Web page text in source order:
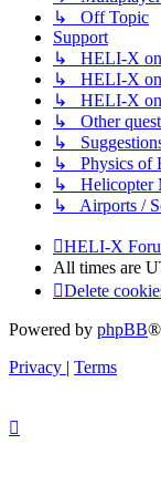
↳ Off Topic
Support
↳ HELI-X on
↳ HELI-X
↳ HELI-X on
↳ Other
↳
↳ Physics of
↳ Helicopter
↳ Airports /
HELI-X
All times are
Delete
Powered by phpBB®
Privacy | Terms